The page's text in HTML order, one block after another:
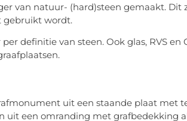
van natuur- (hard)steen gemaakt. Dit
gebruikt wordt.
definitie van steen. Ook glas, RVS en
uit een staande plaat met
uit een omranding met grafbedekking